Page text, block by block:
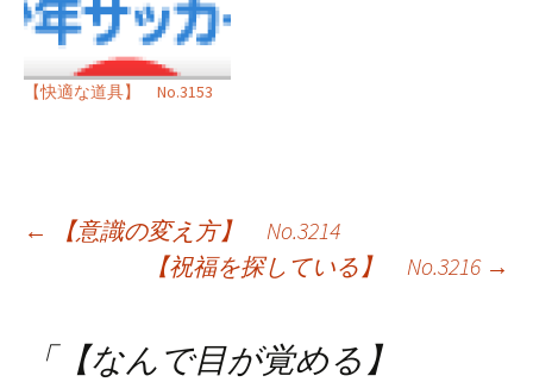
【快適な道具】 No.3153
投←
【意識の変え方】 No.3214
【祝福を探している】 No.3216 →
「【なんで目が覚める】